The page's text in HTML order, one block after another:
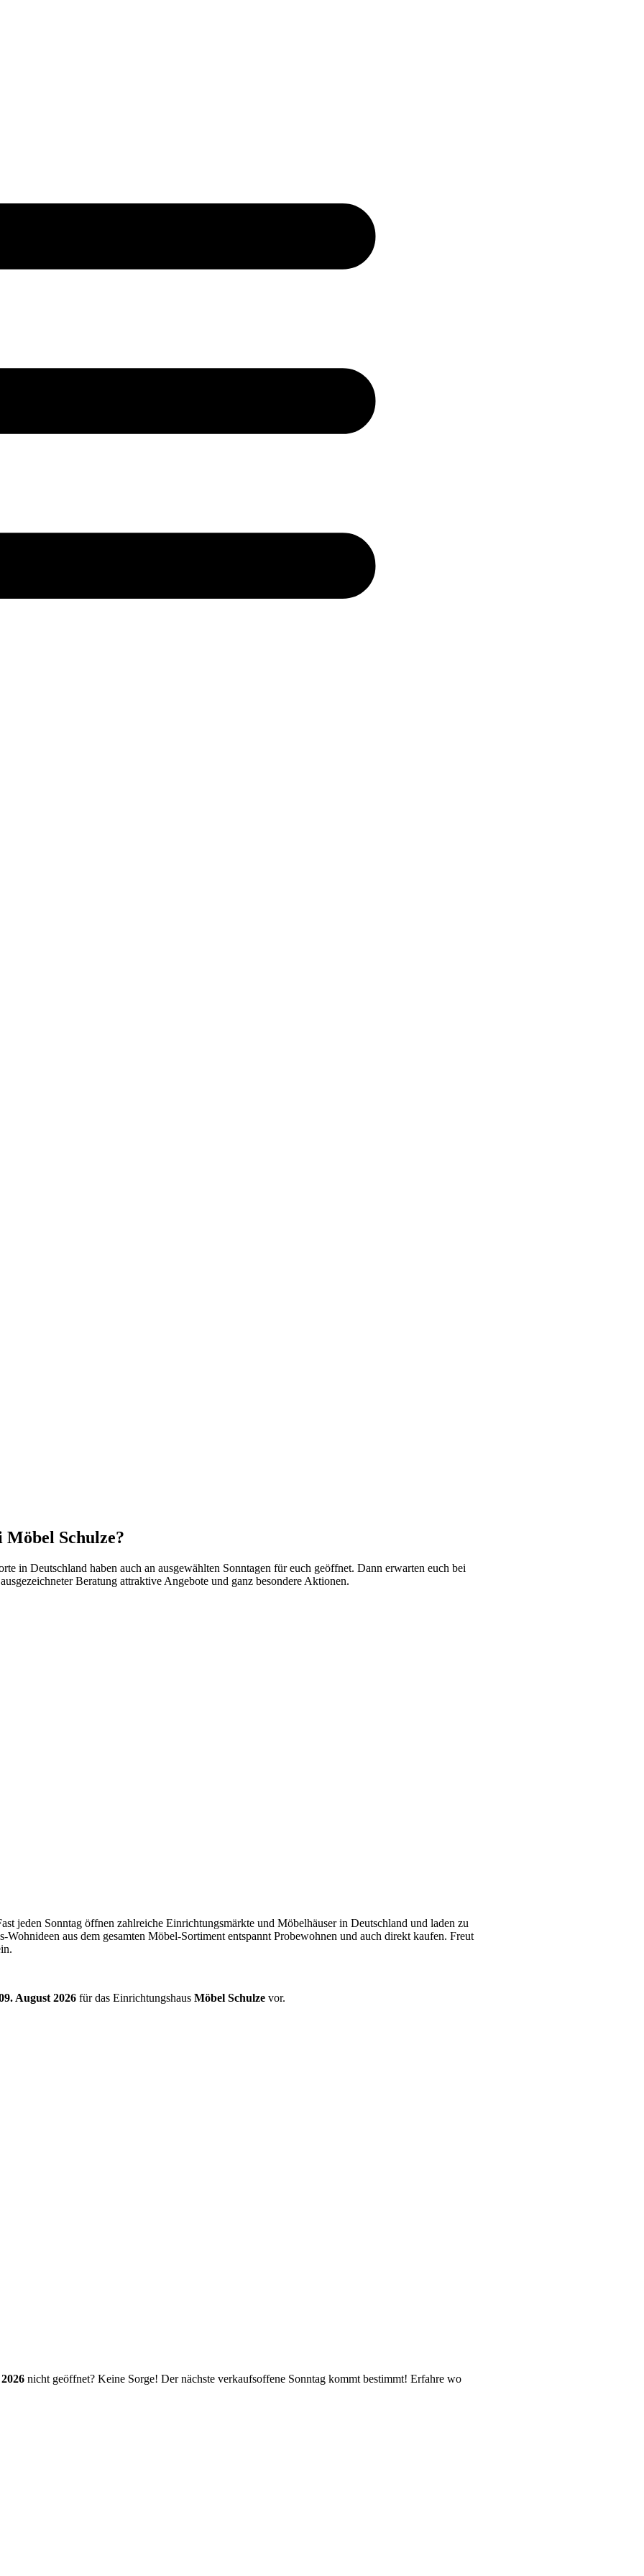
Möbel Schulze?
in Deutschland haben auch an ausgewählten Sonntagen für euch geöffnet. Dann erwarten euch bei
Beratung attraktive Angebote und ganz besondere Aktionen.
jeden Sonntag öffnen zahlreiche Einrichtungsmärkte und Möbelhäuser in Deutschland und laden zu
aus dem gesamten Möbel-Sortiment entspannt Probewohnen und auch direkt kaufen. Freut
August 2026 für das Einrichtungshaus Möbel Schulze vor.
nicht geöffnet? Keine Sorge! Der nächste verkaufsoffene Sonntag kommt bestimmt! Erfahre wo